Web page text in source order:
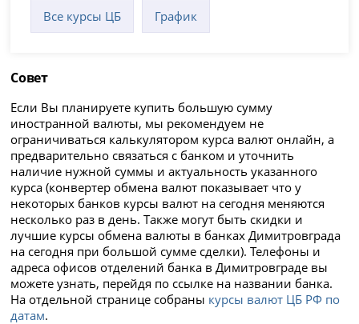
Все курсы ЦБ График
Совет
Если Вы планируете купить большую сумму
иностранной валюты, мы рекомендуем не
ограничиваться калькулятором курса валют онлайн, а
предварительно связаться с банком и уточнить
наличие нужной суммы и актуальность указанного
курса (конвертер обмена валют показывает что у
некоторых банков курсы валют на сегодня меняются
несколько раз в день. Также могут быть скидки и
лучшие курсы обмена валюты в банках Димитровграда
на сегодня при большой сумме сделки). Телефоны и
адреса офисов отделений банка в Димитровграде вы
можете узнать, перейдя по ссылке на названии банка.
На отдельной странице собраны курсы валют ЦБ РФ по
датам.